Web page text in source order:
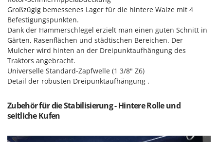
Spiralmac
Spring Protezione
Spyro
Stanley
Stiga
Stocker
T
Tecla
TecnoGen
Großzügig bemessenes Lager für die hintere Walze mit 4
Befestigungspunkten.
Dank der Hammerschlegel erzielt man einen guten Schnitt in
Gärten, Rasenflächen und städtischen Bereichen. Der
Mulcher wird hinten an der Dreipunktaufhängung des
Traktors angebracht.
Universelle Standard-Zapfwelle (1 3/8" Z6)
Detail der robusten Dreipunktaufhängung .
Zubehör für die Stabilisierung - Hintere Rolle und
seitliche Kufen